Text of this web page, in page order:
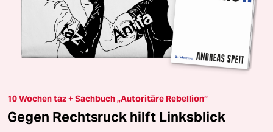
10 Wochen taz + Sachbuch „Autoritäre Rebellion“
Gegen Rechtsruck hilft Linksblick